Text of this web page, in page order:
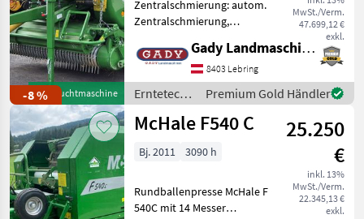
Landtechnik
Erntetechnik
Gruenland
Rundballenpressen
Mchale
KATEGORIE
WÄHLEN
McHale
Krone
anzeigen
-8 %Gebrauchtmaschine
MwSt./Verm.
47.699,12 €
exkl.
Zentralschmierung: autom.
Zentralschmierung,
Ballenkammer, Druckluft,
Netzbindung,
Rollenniederhalter,
Schneidwerk Auf Lager!
Ausstattung: - Druck
Gady Landmaschinen GmbH
8403 Lebring
Erntetechnik
Grünland /
McHale
Premium Gold Händler
McHale F540 C
25.250
€
inkl. 13%
MwSt./Verm.
22.345,13 €
exkl.
Bj. 2011 3090 h
Rundballenpresse McHale F
540C mit 14 Messer